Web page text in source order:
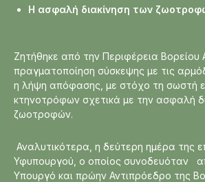
Η ασφαλή διακίνηση των
Ζητήθηκε από την Περιφέρεια Βορείου
πραγματοποίηση σύσκεψης με τις
η λήψη απόφασης, με στόχο τη σωστή
κτηνοτρόφων σχετικά με την ασφαλή
ζωοτροφών.
Αναλυτικότερα, η δεύτερη ημέρα της
Υφυπουργού, ο οποίος συνοδευόταν
Υπουργό και πρώην Αντιπρόεδρο της